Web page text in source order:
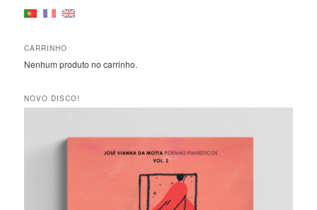
CARRINHO
Nenhum produto no carrinho.
NOVO DISCO!